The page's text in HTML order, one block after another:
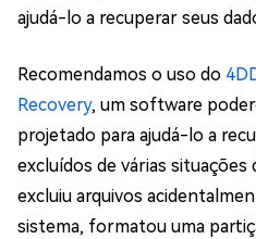
ajudá-lo a recuperar seus
Recomendamos o uso do
Recovery, um software
projetado para ajudá-lo a
excluídos de várias situações
excluiu arquivos
sistema, formatou uma